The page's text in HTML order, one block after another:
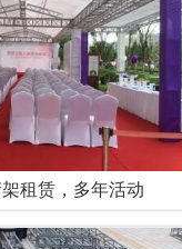
租赁，多年活动